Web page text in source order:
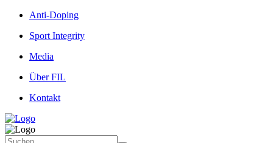
Anti-Doping
Sport Integrity
Media
Über FIL
Kontakt